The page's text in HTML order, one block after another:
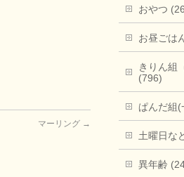
マーリング →
おやつ
お昼ごは
きりん組
(796)
ぱんだ組
土曜日な
異年齢